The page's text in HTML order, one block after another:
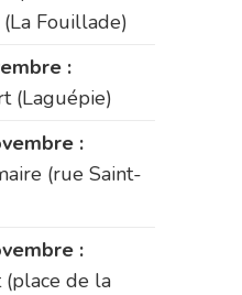
Fouillade)
:
(Laguépie)
:
(rue Saint-
:
(place de la